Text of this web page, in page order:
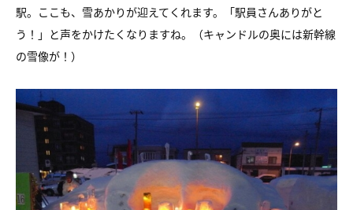
駅。ここも、雪あかりが迎えてくれます。「駅員さんありがと
う！」と声をかけたくなりますね。（キャンドルの奥には新幹線
の雪像が！）